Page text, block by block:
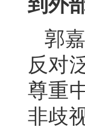
到外
郭
反对
尊重
非歧